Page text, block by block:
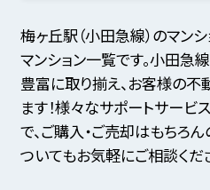
梅ヶ丘駅（小田急線）のマ
マンション一覧です。小田
豊富に取り揃え、お客様の
ます！様々なサポートサービ
で、ご購入・ご売却はもちろ
ついてもお気軽にご相談くだ